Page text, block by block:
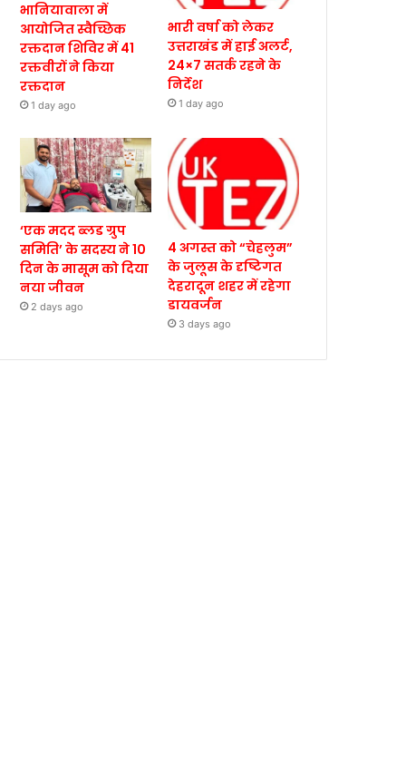
भानियावाला में
आयोजित स्वैच्छिक
रक्तदान शिविर में 41
रक्तवीरों ने किया
रक्तदान
1 day ago
भारी वर्षा को लेकर
उत्तराखंड में हाई अलर्ट,
24×7 सतर्क रहने के
निर्देश
1 day ago
‘एक मदद ब्लड ग्रुप
समिति’ के सदस्य ने 10
दिन के मासूम को दिया
नया जीवन
2 days ago
4 अगस्त को “चेहलुम”
के जुलूस के दृष्टिगत
देहरादून शहर में रहेगा
डायवर्जन
3 days ago